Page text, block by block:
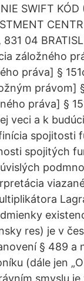
SWIFT KÓD
04
záložného
práva] §
právom]
práva] §
veci a k
spojitosti
spojitých
res) je v
§ 489 a
(dále jen
smyslu je